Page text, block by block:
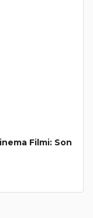
Filmi: Son